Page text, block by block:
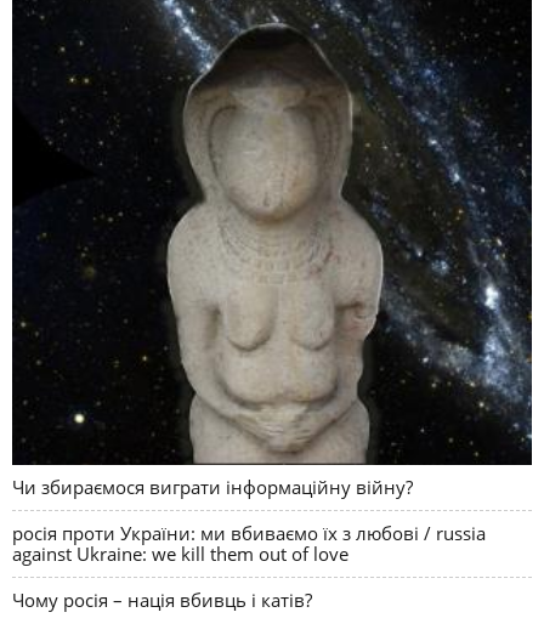
Чи збираємося виграти інформаційну війну?
росія проти України: ми вбиваємо їх з любові / russia
against Ukraine: we kill them out of love
Чому росія – нація вбивць і катів?